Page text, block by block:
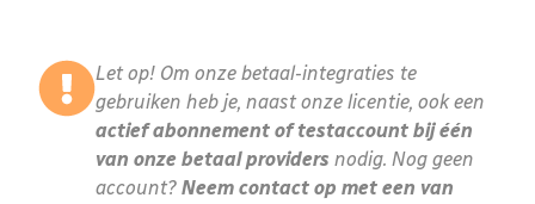
Let op! Om onze betaal-integraties te
gebruiken heb je, naast onze licentie, ook een
actief abonnement of testaccount bij één
van onze betaal providers nodig. Nog geen
account? Neem contact op met een van